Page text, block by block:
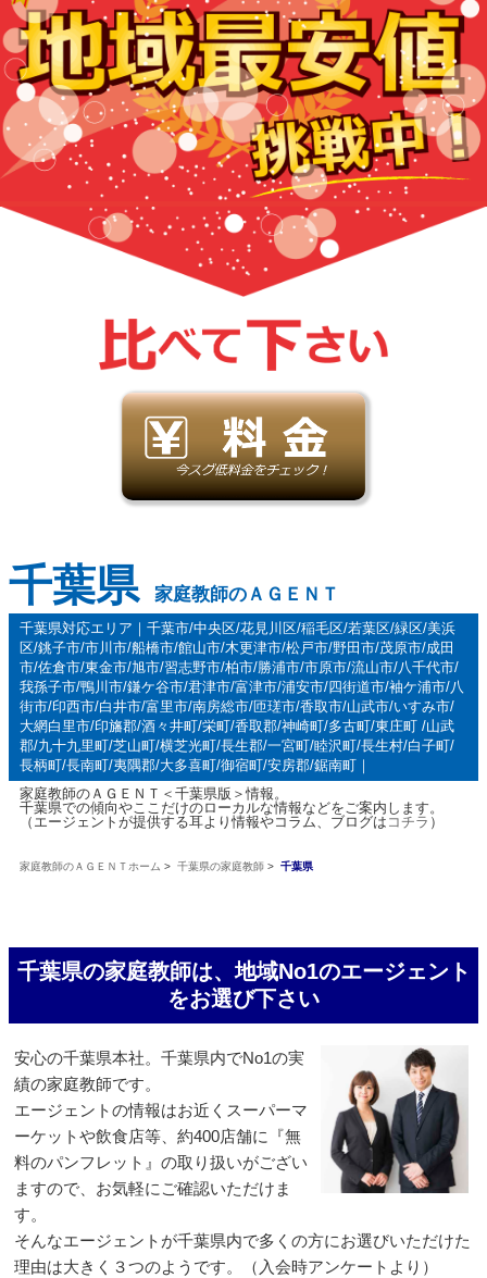
千葉県 家庭教師のＡＧＥＮＴ
千葉県対応エリア｜千葉市/中央区/花見川区/稲毛区/若葉区/緑区/美浜
区/銚子市/市川市/船橋市/館山市/木更津市/松戸市/野田市/茂原市/成田
市/佐倉市/東金市/旭市/習志野市/柏市/勝浦市/市原市/流山市/八千代市/
我孫子市/鴨川市/鎌ケ谷市/君津市/富津市/浦安市/四街道市/袖ケ浦市/八
街市/印西市/白井市/富里市/南房総市/匝瑳市/香取市/山武市/いすみ市/
大網白里市/印旛郡/酒々井町/栄町/香取郡/神崎町/多古町/東庄町 /山武
郡/九十九里町/芝山町/横芝光町/長生郡/一宮町/睦沢町/長生村/白子町/
長柄町/長南町/夷隅郡/大多喜町/御宿町/安房郡/鋸南町｜
家庭教師のＡＧＥＮＴ＜千葉県版＞情報。
千葉県での傾向やここだけのローカルな情報などをご案内します。
（エージェントが提供する耳より情報やコラム、ブログは コチラ ）
家庭教師のＡＧＥＮＴホーム > 千葉県の家庭教師 > 千葉県
千葉県の家庭教師は、地域No1のエージェント
をお選び下さい
安心の千葉県本社。千葉県内でNo1の実
績の家庭教師です。
エージェントの情報はお近くスーパーマ
ーケットや飲食店等、約400店舗に『無
料のパンフレット』の取り扱いがござい
ますので、お気軽にご確認いただけま
す。
そんなエージェントが千葉県内で多くの方にお選びいただけた
理由は大きく３つのようです。（入会時アンケートより）